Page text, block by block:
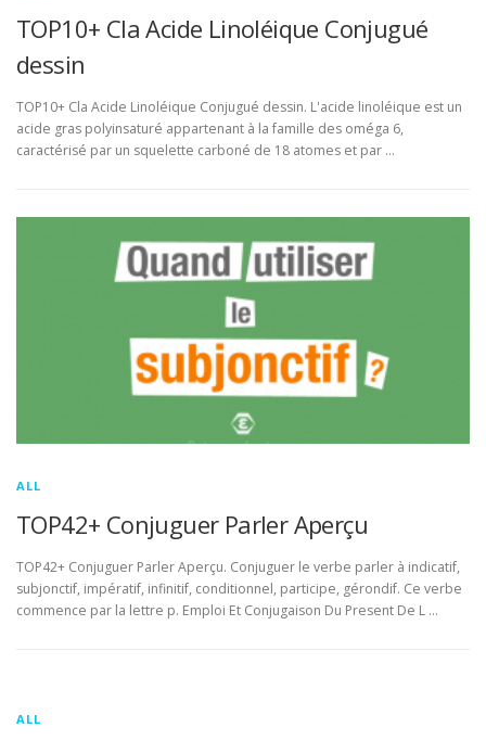
TOP10+ Cla Acide Linoléique Conjugué
dessin
TOP10+ Cla Acide Linoléique Conjugué dessin. L'acide linoléique est un
acide gras polyinsaturé appartenant à la famille des oméga 6,
caractérisé par un squelette carboné de 18 atomes et par …
ALL
TOP42+ Conjuguer Parler Aperçu
TOP42+ Conjuguer Parler Aperçu. Conjuguer le verbe parler à indicatif,
subjonctif, impératif, infinitif, conditionnel, participe, gérondif. Ce verbe
commence par la lettre p. Emploi Et Conjugaison Du Present De L …
ALL